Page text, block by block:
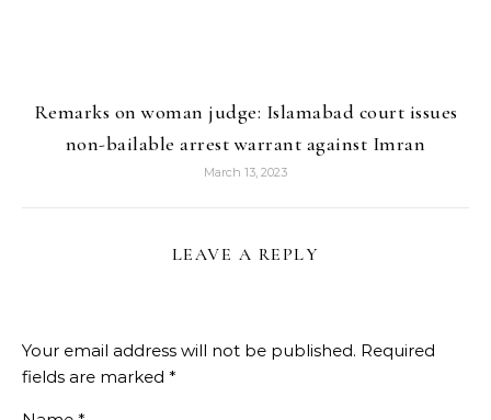
Remarks on woman judge: Islamabad court issues
non-bailable arrest warrant against Imran
March 13, 2023
LEAVE A REPLY
Your email address will not be published. Required
fields are marked *